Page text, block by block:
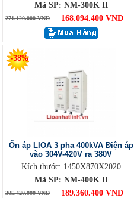
Mã SP: NM-300K II
271.120.000 VND 168.094.400 VND
-38%
Ổn áp LIOA 3 pha 400kVA Điện áp
vào 304V-420V ra 380V
Kích thước: 1450X870X2020
Mã SP: NM-400K II
305.420.000 VND 189.360.400 VND